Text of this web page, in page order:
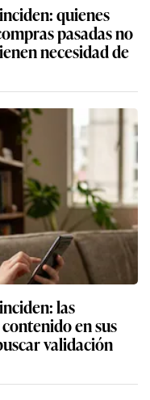
quienes
pasadas no
necesidad de
las
en sus
validación